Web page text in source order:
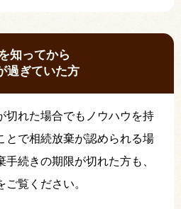
知ってから
過ぎていた方
切れた場合でもノウハウを持
とで相続放棄が認められる場
続きの期限が切れた方も、
覧ください。